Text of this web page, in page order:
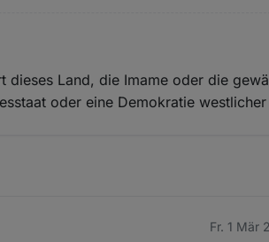
dieses Land, die Imame oder die
oder eine Demokratie
Fr. 1 Mär